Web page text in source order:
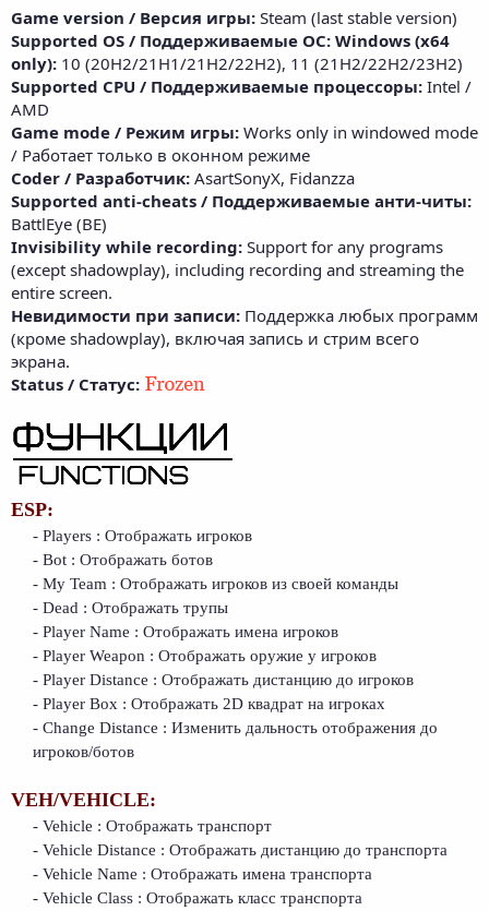
Game version / Версия игры: Steam (last stable version)
Supported OS / Поддерживаемые ОС: Windows (x64
only): 10 (20H2/21H1/21H2/22H2), 11 (21H2/22H2/23H2)
Supported CPU / Поддерживаемые процессоры: Intel /
AMD
Game mode / Режим игры: Works only in windowed mode
/ Работает только в оконном режиме
Coder / Разработчик: AsartSonyX, Fidanzza
Supported anti-cheats / Поддерживаемые анти-читы:
BattlEye (BE)
Invisibility while recording: Support for any programs
(except shadowplay), including recording and streaming the
entire screen.
Невидимости при записи: Поддержка любых программ
(кроме shadowplay), включая запись и стрим всего
экрана.
Status / Статус:
ESP:
- Players : Отображать игроков
- Bot : Отображать ботов
- My Team : Отображать игроков из своей команды
- Dead : Отображать трупы
- Player Name : Отображать имена игроков
- Player Weapon : Отображать оружие у игроков
- Player Distance : Отображать дистанцию до игроков
- Player Box : Отображать 2D квадрат на игроках
- Change Distance : Изменить дальность отображения до
игроков/ботов
VEH/VEHICLE:
- Vehicle : Отображать транспорт
- Vehicle Distance : Отображать дистанцию до транспорта
- Vehicle Name : Отображать имена транспорта
- Vehicle Class : Отображать класс транспорта